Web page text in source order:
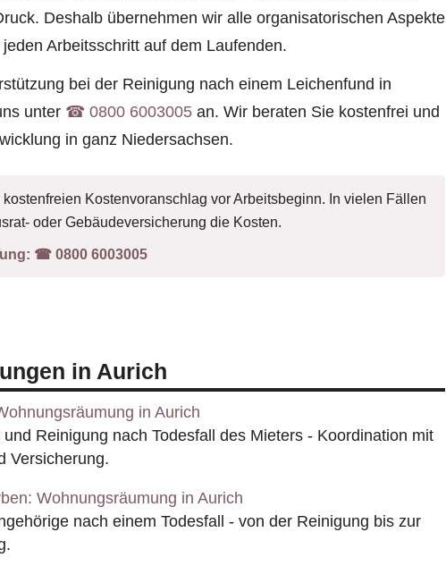
Deshalb übernehmen wir alle organisatorischen Aspekte
Arbeitsschritt auf dem Laufenden.
bei der Reinigung nach einem Leichenfund in
unter ☎︎ 0800 6003005an. Wir beraten Sie kostenfrei und
in ganz Niedersachsen.
Kostenvoranschlag vor Arbeitsbeginn. In vielen Fällen
oder Gebäudeversicherung die Kosten.
☎︎ 0800 6003005
in Aurich
in Aurich
Reinigung nach Todesfall des Mieters - Koordination mit
Versicherung.
Wohnungsräumung in Aurich
nach einem Todesfall - von der Reinigung bis zur